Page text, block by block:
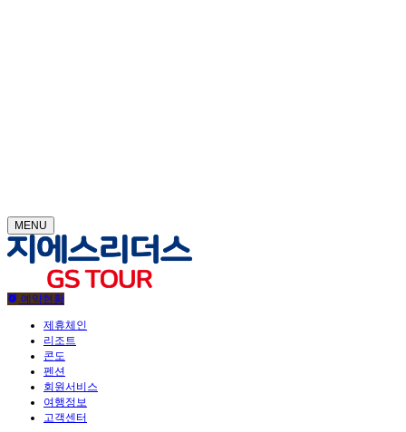
MENU
예약현황
제휴체인
리조트
콘도
펜션
회원서비스
여행정보
고객센터